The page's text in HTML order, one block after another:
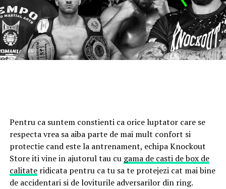
Pentru ca suntem constienti ca orice luptator care se
respecta vrea sa aiba parte de mai mult confort si
protectie cand este la antrenament, echipa Knockout
Store iti vine in ajutorul tau cu gama de casti de box de
calitateridicata pentru ca tu sa te protejezi cat mai bine
de accidentari si de loviturile adversarilor din ring.